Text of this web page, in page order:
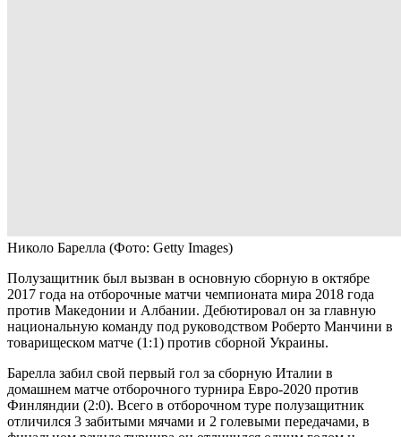
Николо Барелла (Фото: Getty Images)
Полузащитник был вызван в основную сборную в октябре
2017 года на отборочные матчи чемпионата мира 2018 года
против Македонии и Албании. Дебютировал он за главную
национальную команду под руководством Роберто Манчини в
товарищеском матче (1:1) против сборной Украины.
Барелла забил свой первый гол за сборную Италии в
домашнем матче отборочного турнира Евро-2020 против
Финляндии (2:0). Всего в отборочном туре полузащитник
отличился 3 забитыми мячами и 2 голевыми передачами, в